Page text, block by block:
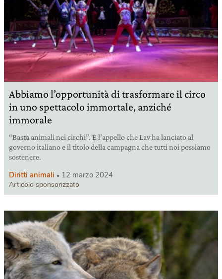
Abbiamo l’opportunità di trasformare il circo
in uno spettacolo immortale, anziché
immorale
“Basta animali nei circhi”. È l’appello che Lav ha lanciato al
governo italiano e il titolo della campagna che tutti noi possiamo
sostenere.
Diritti animali 12 marzo 2024
Articolo sponsorizzato